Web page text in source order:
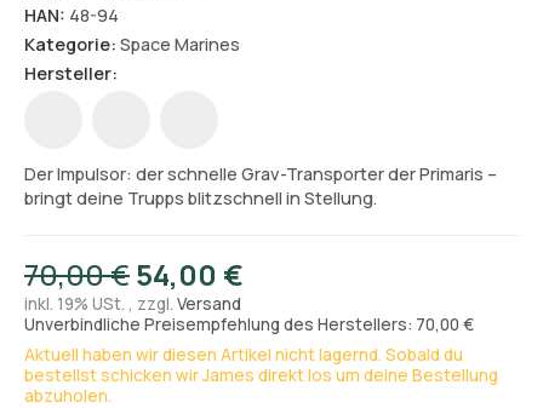
HAN: 48-94
Kategorie: Space Marines
Hersteller:
Der Impulsor: der schnelle Grav-Transporter der Primaris –
bringt deine Trupps blitzschnell in Stellung.
70,00 €54,00 €
inkl. 19% USt. , zzgl. Versand
Unverbindliche Preisempfehlung des Herstellers: 70,00 €
Aktuell haben wir diesen Artikel nicht lagernd. Sobald du
bestellst schicken wir James direkt los um deine Bestellung
abzuholen.